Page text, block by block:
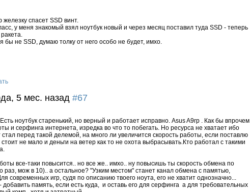
спасет SSD винт.
у меня знакомый взял ноутбук новый и через месяц поставил туда SSD - теперь
бы не SSD, думаю толку от него особо не будет, имхо.
5 мес. назад #67
ноутбук старенький, но верный и работает исправно. Asus A9rp . Как бы впрочем
и серфинга интернета, изредка во что то побегать. Но ресурса не хватает ибо
стал перед такой делемой, на много ли увеличится скорость работы, если поставлю
не мало и деньги на ветер как то не охота выбрасывать.Кто работал с такими
все-таки повысится.. но все же.. имхо.. ну повысишь ты скорость обмена по
раз, мож в 10).. а остальное? "Узким местом" станет канал обмена с памятью,
современных игр, судя по описанию твоего ноута, его не хватит однозначно...
память, если есть куда, и оставь его для серфинга а для требовательных